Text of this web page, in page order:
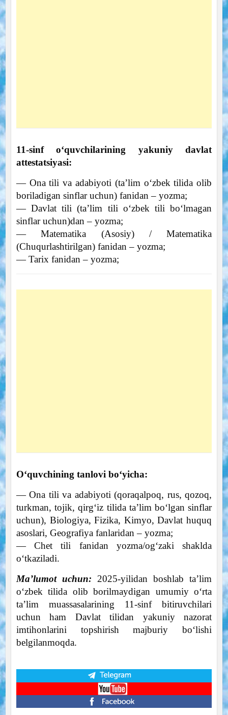
11-sinf oʻquvchilarining yakuniy davlat
attestatsiyasi:
— Ona tili va adabiyoti (taʼlim oʻzbek tilida olib
boriladigan sinflar uchun) fanidan – yozma;
— Davlat tili (taʼlim tili oʻzbek tili boʻlmagan
sinflar uchun)dan – yozma;
— Matematika (Asosiy) / Matematika
(Chuqurlashtirilgan) fanidan – yozma;
— Tarix fanidan – yozma;
Oʻquvchining tanlovi boʻyicha:
— Ona tili va adabiyoti (qoraqalpoq, rus, qozoq,
turkman, tojik, qirgʻiz tilida taʼlim boʻlgan sinflar
uchun), Biologiya, Fizika, Kimyo, Davlat huquq
asoslari, Geografiya fanlaridan – yozma;
— Chet tili fanidan yozma/ogʻzaki shaklda
oʻtkaziladi.
Ma’lumot uchun: 2025-yilidan boshlab taʼlim
o‘zbek tilida olib borilmaydigan umumiy o‘rta
ta’lim muassasalarining 11-sinf bitiruvchilari
uchun ham Davlat tilidan yakuniy nazorat
imtihonlarini topshirish majburiy bo‘lishi
belgilanmoqda.